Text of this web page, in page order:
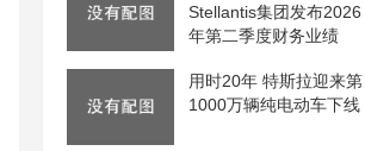
Stellantis集团发布2026
年第二季度财务业绩
用时20年 特斯拉迎来第
1000万辆纯电动车下线